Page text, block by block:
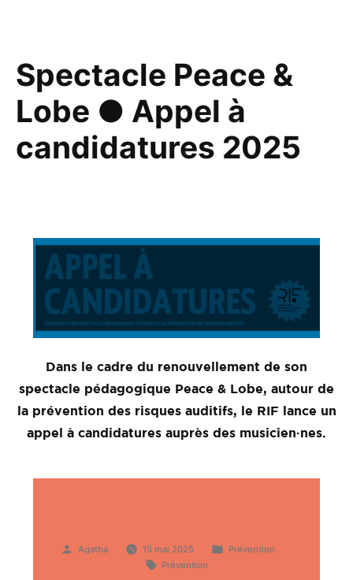
Spectacle Peace &
Lobe ● Appel à
candidatures 2025
Dans le cadre du renouvellement de son
spectacle pédagogique Peace & Lobe, autour de
la prévention des risques auditifs, le RIF lance un
appel à candidatures auprès des musicien·nes.
Publié
Agatha 15 mai 2025
Publié
Prévention
Étiquettes :
Prévention